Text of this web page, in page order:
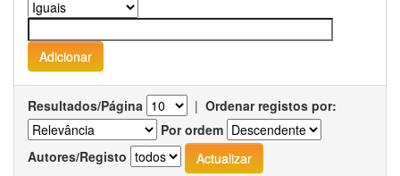
Resultados/Página | Ordenar registos por:
Por ordem
Autores/Registo